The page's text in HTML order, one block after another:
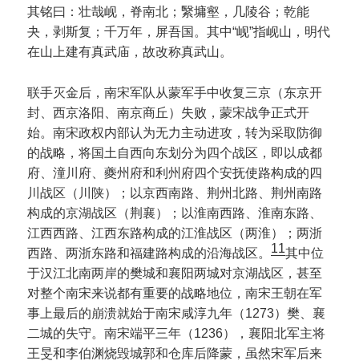
其铭曰：壮哉岘，脊南北；繄墉壑，几陵谷；乾能
夬，剥斯复；千万年，屏吾国。其中“岘”指岘山，明代
在山上建有真武庙，故改称真武山。
联手灭金后，南宋军队从蒙军手中收复三京（东京开
封、西京洛阳、南京商丘）失败，蒙宋战争正式开
始。南宋政权内部认为无力主动进攻，转为采取防御
的战略，将国土自西向东划分为四个战区，即以成都
府、潼川府、夔州府和利州府四个安抚使路构成的四
川战区（川陕）；以京西南路、荆州北路、荆州南路
构成的京湖战区（荆襄）；以淮南西路、淮南东路、
江西西路、江西东路构成的江淮战区（两淮）；两浙
西路、两浙东路和福建路构成的沿海战区。11其中位
于汉江北南两岸的樊城和襄阳两城对京湖战区，甚至
对整个南宋来说都有重要的战略地位，南宋王朝在军
事上最后的崩溃就始于南宋咸淳九年（1273）樊、襄
二城的失守。南宋端平三年（1236），襄阳北军主将
王旻和李伯渊烧毁城郭和仓库后降蒙，虽然宋军后来